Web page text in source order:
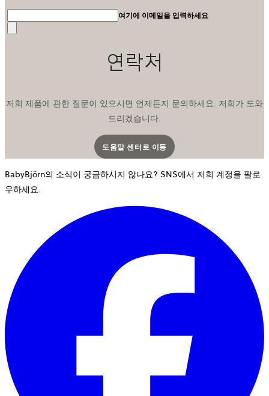
여기에 이메일을 입력하세요
연락처
저희 제품에 관한 질문이 있으시면 언제든지 문의하세요. 저희가 도와
드리겠습니다.
도움말 센터로 이동
새 탭에서 열립니다
BabyBjörn의 소식이 궁금하시지 않나요? SNS에서 저희 계정을 팔로
우하세요.